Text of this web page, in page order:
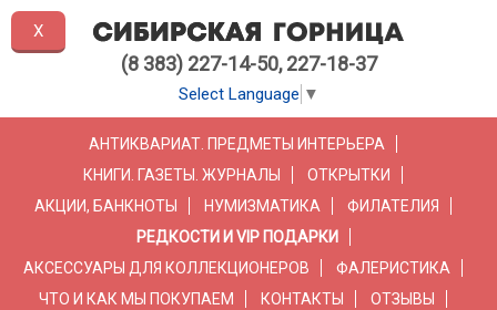
(8 383) 227-14-50, 227-18-37
Select Language ▼
АНТИКВАРИАТ. ПРЕДМЕТЫ ИНТЕРЬЕРА
КНИГИ. ГАЗЕТЫ. ЖУРНАЛЫ
ОТКРЫТКИ
АКЦИИ, БАНКНОТЫ
НУМИЗМАТИКА
ФИЛАТЕЛИЯ
РЕДКОСТИ И VIP ПОДАРКИ
АКСЕССУАРЫ ДЛЯ КОЛЛЕКЦИОНЕРОВ
ФАЛЕРИСТИКА
ЧТО И КАК МЫ ПОКУПАЕМ
КОНТАКТЫ
ОТЗЫВЫ
X